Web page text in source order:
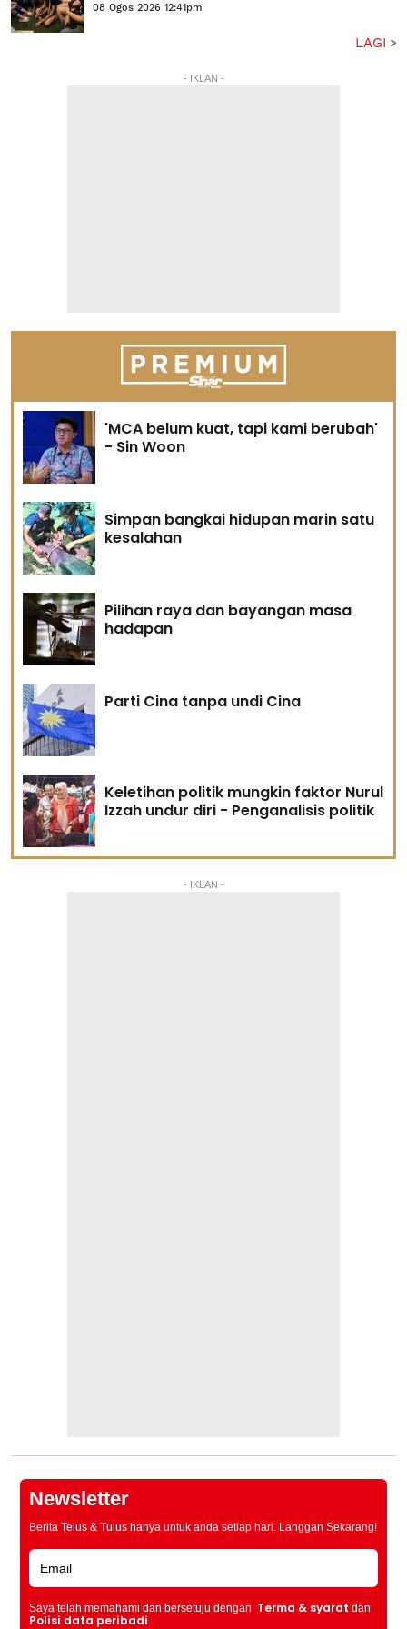
08 Ogos 2026 12:41pm
LAGI
- IKLAN -
'MCA belum kuat, tapi kami berubah'
- Sin Woon
Simpan bangkai hidupan marin satu
kesalahan
Pilihan raya dan bayangan masa
hadapan
Parti Cina tanpa undi Cina
Keletihan politik mungkin faktor Nurul
Izzah undur diri - Penganalisis politik
- IKLAN -
Newsletter
Berita Telus & Tulus hanya untuk anda setiap hari. Langgan Sekarang!
Saya telah memahami dan bersetuju dengan Terma & syarat dan
Polisi data peribadi